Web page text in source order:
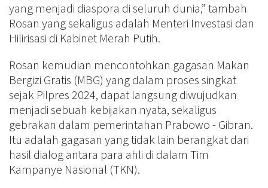
yang menjadi diaspora di seluruh dunia,” tambah
Rosan yang sekaligus adalah Menteri Investasi dan
Hilirisasi di Kabinet Merah Putih.
Rosan kemudian mencontohkan gagasan Makan
Bergizi Gratis (MBG) yang dalam proses singkat
sejak Pilpres 2024, dapat langsung diwujudkan
menjadi sebuah kebijakan nyata, sekaligus
gebrakan dalam pemerintahan Prabowo - Gibran.
Itu adalah gagasan yang tidak lain berangkat dari
hasil dialog antara para ahli di dalam Tim
Kampanye Nasional (TKN).